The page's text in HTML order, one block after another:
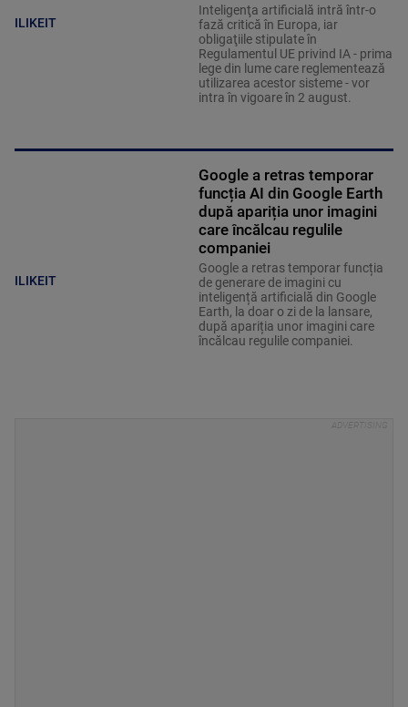
ILIKEIT
Inteligenţa artificială intră într-o
fază critică în Europa, iar
obligaţiile stipulate în
Regulamentul UE privind IA - prima
lege din lume care reglementează
utilizarea acestor sisteme - vor
intra în vigoare în 2 august.
ILIKEIT
Google a retras temporar
funcția AI din Google Earth
după apariția unor imagini
care încălcau regulile
companiei
Google a retras temporar funcția
de generare de imagini cu
inteligență artificială din Google
Earth, la doar o zi de la lansare,
după apariția unor imagini care
încălcau regulile companiei.